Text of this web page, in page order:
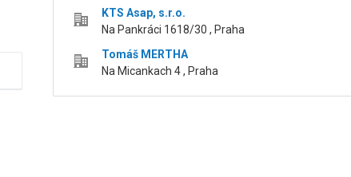
KTS Asap, s.r.o.
Na Pankráci 1618/30 , Praha
Tomáš MERTHA
Na Micankach 4 , Praha